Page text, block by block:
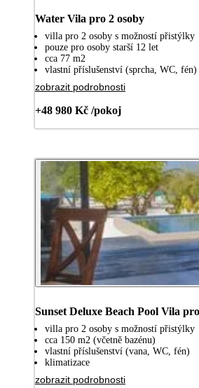
Water Vila pro 2 osoby
villa pro 2 osoby s možností přistýlky
pouze pro osoby starší 12 let
cca 77 m2
vlastní příslušenství (sprcha, WC, fén)
zobrazit podrobnosti
+48 980 Kč /pokoj
Sunset Deluxe Beach Pool Vila
villa pro 2 osoby s možností přistýlky
cca 150 m2 (včetně bazénu)
vlastní příslušenství (vana, WC, fén)
klimatizace
zobrazit podrobnosti